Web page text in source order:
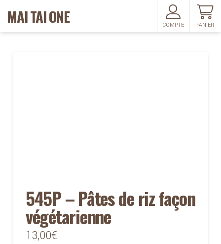
MAI TAI ONE COMPTE PANIER
545P – Pâtes de riz façon
végétarienne
13,00€